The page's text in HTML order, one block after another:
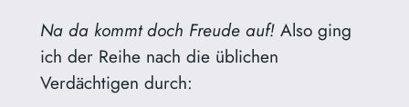
Na da kommt doch Freude auf!Also ging
ich der Reihe nach die üblichen
Verdächtigen durch: